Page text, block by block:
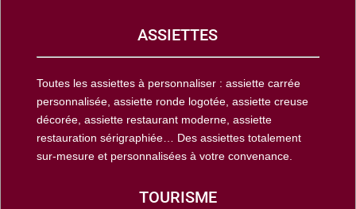
ASSIETTES
Toutes les assiettes à personnaliser : assiette carrée
personnalisée, assiette ronde logotée, assiette creuse
décorée, assiette restaurant moderne, assiette
restauration sérigraphiée… Des assiettes totalement
sur-mesure et personnalisées à votre convenance.
TOURISME